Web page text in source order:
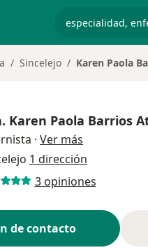
Sincelejo Karen Paola
Karen Paola Barrios
· Ver más
1 dirección
3 opiniones
de contacto